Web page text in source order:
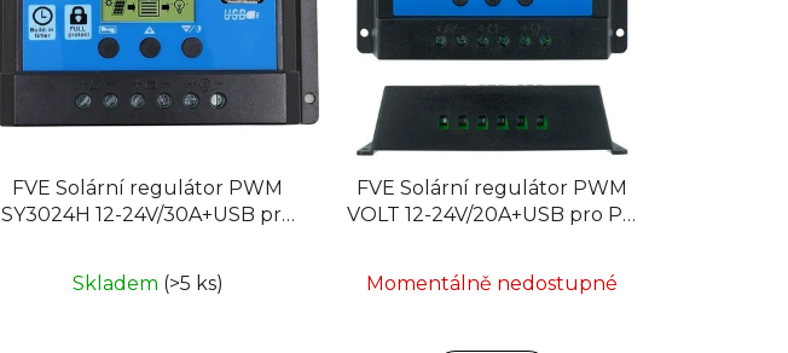
FVE Solární regulátor PWM
SY3024H 12-24V/30A+USB pro
Skladem (>5 ks)
FVE Solární regulátor PWM
VOLT 12-24V/20A+USB pro Pb
Momentálně nedostupné